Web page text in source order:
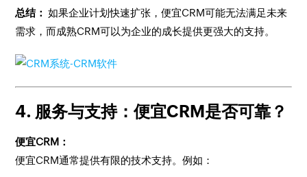
总结： 如果企业计划快速扩张，便宜CRM可能无法满足未来
需求，而成熟CRM可以为企业的成长提供更强大的支持。
4. 服务与支持：便宜CRM是否可靠？
便宜CRM：
便宜CRM通常提供有限的技术支持。例如：